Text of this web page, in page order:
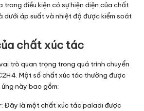
trong điều kiện có sự hiện diện của chất
dưới áp suất và nhiệt độ được kiểm soát
chất xúc tác
trò quan trọng trong quá trình chuyển
Một số chất xúc tác thường được
này bao gồm:
Đây là một chất xúc tác paladi được